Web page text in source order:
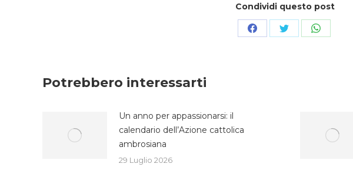
Condividi questo post
CondividiCondividiCondividi
Potrebbero interessarti
Un anno per appassionarsi: il
calendario dell’Azione cattolica
ambrosiana
29 Luglio 2026